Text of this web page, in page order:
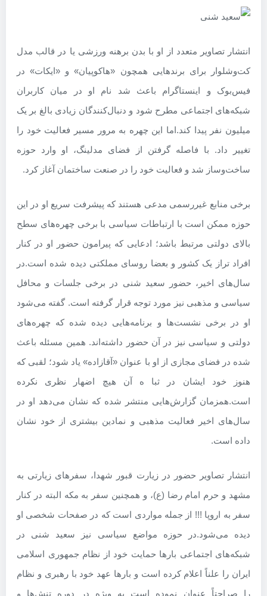
انتشار تصاویر متعدد از او با بدن برهنه ورزشی یا در قالب مدل
کت‌وشلوار برای برندهایی همچون «هاکوپیان» و «ایکات» در
فیس‌بوک و اینستاگرام باعث شد نام او در میان کاربران
شبکه‌های اجتماعی مطرح شود و دنبال‌کنندگان زیادی بالغ بر یک
میلیون نفر پیدا کند.اما این چهره به مرور مسیر فعالیت خود را
تغییر داد. با فاصله گرفتن از فضای مدلینگ، او وارد حوزه
ساخت‌وساز شد و فعالیت خود را در صنعت ساختمان آغاز کرد.
برخی منابع غیررسمی مدعی هستند که پیشرفت سریع او در این
حوزه ممکن است با ارتباطات سیاسی با برخی چهره‌های سطح
بالای دولتی مرتبط باشد؛ ادعایی که پیرامون حضور او در کنار
افراد تراز یک کشور و بعضا روسای مملکتی دیده شده است.در
سال‌های اخیر، حضور سعید شنی در برخی جلسات و محافل
سیاسی و مذهبی نیز مورد توجه قرار گرفته است. گفته می‌شود
او در برخی نشست‌ها و برنامه‌هایی دیده شده که چهره‌های
دولتی و سیاسی نیز در آن حضور داشته‌اند. همین مسئله باعث
شده در فضای مجازی از او با عنوان «آقازاده» یاد شود؛ لقبی که
هنوز خود ایشان در ثبا ه آن هیچ اضهار نظری نکرده
است.همزمان گزارش‌هایی منتشر شده که نشان می‌دهد او در
سال‌های اخیر فعالیت مذهبی و نمادین بیشتری از خود نشان
داده است.
انتشار تصاویر حضور در زیارت قبور شهدا، سفرهای زیارتی به
مشهد و حرم امام رضا (ع)، و همچنین سفر به مکه البته در کنار
سفر به اروپا !!! از جمله مواردی است که در صفحات شخصی او
دیده می‌شود.در حوزه مواضع سیاسی نیز سعید شنی در
شبکه‌های اجتماعی بارها حمایت خود از نظام جمهوری اسلامی
ایران را علناً اعلام کرده است و بارها عهد خود با رهبری و نظام
را صراحتاً عنوان نموده است به ویژه در دوره تنش‌ها و